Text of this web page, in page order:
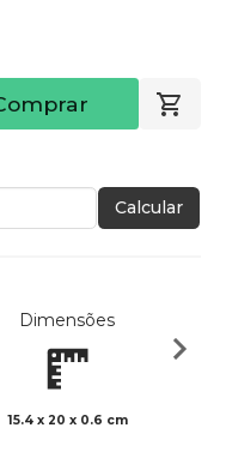
Calcular
Dimensões
15.4 x 20 x 0.6 cm